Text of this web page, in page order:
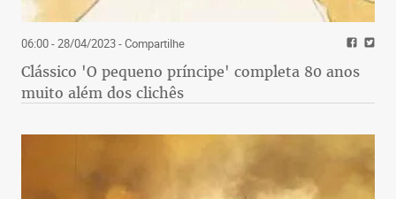
06:00 - 28/04/2023- Compartilhe
Clássico 'O pequeno príncipe' completa 80 anos
muito além dos clichês